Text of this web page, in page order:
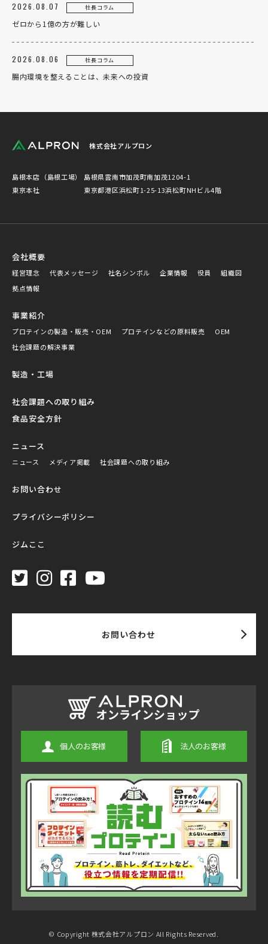
2026.08.07 社長コラム
ゼロから1億の方が難しい
2026.08.06 社長コラム
腸内環境を整えることは、未来への投資
株式会社アルプロン
島根本店（島根工場）
島根県雲南市加茂町南加茂1204-1
東京本社
東京都港区浜松町1-25-13浜松町NHビル4階
会社概要
経営理念 代表メッセージ 社名シンボル 企業情報 役員
組織図
拠点情報
事業紹介
プロテインの製造・販売・OEM プロテインなどの原料販売
OEM
社会課題の解決事業
製造・工場
社会課題への取り組み
食品安全方針
ニュース
ニュース メディア掲載 社会課題への取り組み
お問い合わせ
プライバシーポリシー
ジムここ
お問い合わせ
個人のお客様 法人のお客様
© Copyright 株式会社アルプロン All Rights Reserved.